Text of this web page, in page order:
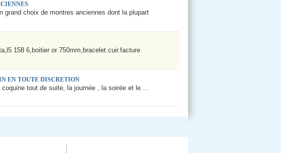
grand choix de montres anciennes dont la plupart
158 6,boitier or 750mm,bracelet cuir.facture
EN TOUTE DISCRETION
tout de suite, la journée , la soirée et le ...